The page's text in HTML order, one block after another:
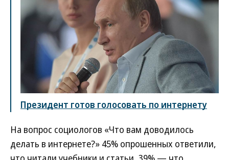
Президент готов голосовать по интернету
На вопрос социологов «Что вам доводилось
делать в интернете?» 45% опрошенных ответили,